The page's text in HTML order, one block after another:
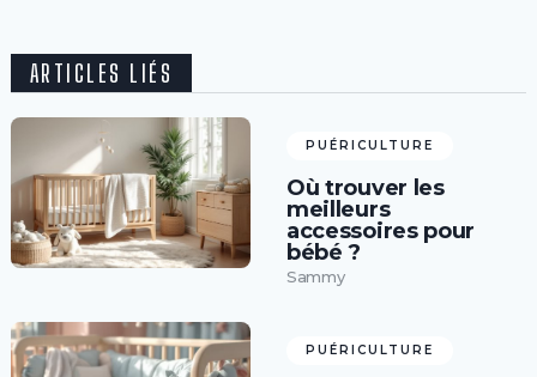
ARTICLES LIÉS
PUÉRICULTURE
Où trouver les
meilleurs
accessoires pour
bébé ?
Sammy
PUÉRICULTURE